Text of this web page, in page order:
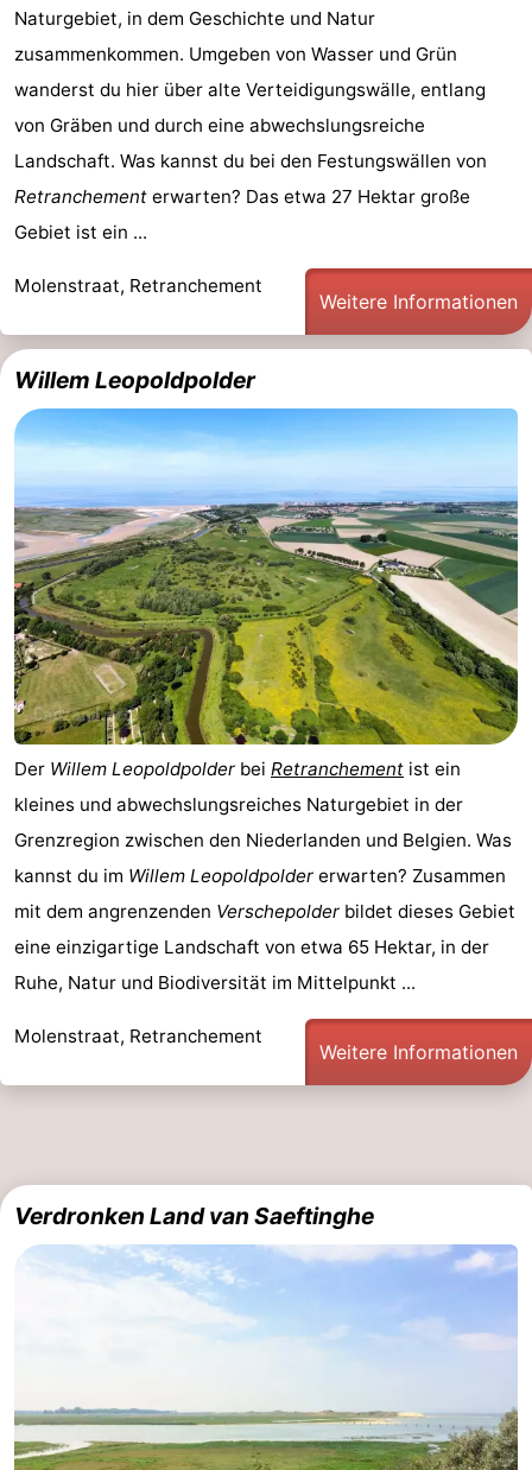
Naturgebiet, in dem Geschichte und Natur
zusammenkommen. Umgeben von Wasser und Grün
wanderst du hier über alte Verteidigungswälle, entlang
von Gräben und durch eine abwechslungsreiche
Landschaft. Was kannst du bei den Festungswällen von
Retranchement erwarten? Das etwa 27 Hektar große
Gebiet ist ein ...
Molenstraat, Retranchement
Weitere Informationen
Willem Leopoldpolder
Der Willem Leopoldpolder bei Retranchement ist ein
kleines und abwechslungsreiches Naturgebiet in der
Grenzregion zwischen den Niederlanden und Belgien. Was
kannst du im Willem Leopoldpolder erwarten? Zusammen
mit dem angrenzenden Verschepolder bildet dieses Gebiet
eine einzigartige Landschaft von etwa 65 Hektar, in der
Ruhe, Natur und Biodiversität im Mittelpunkt ...
Molenstraat, Retranchement
Weitere Informationen
Verdronken Land van Saeftinghe